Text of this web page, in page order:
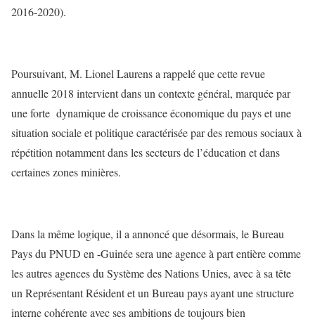
2016-2020).
Poursuivant, M. Lionel Laurens a rappelé que cette revue
annuelle 2018 intervient dans un contexte général, marquée par
une forte dynamique de croissance économique du pays et une
situation sociale et politique caractérisée par des remous sociaux à
répétition notamment dans les secteurs de l’éducation et dans
certaines zones minières.
Dans la même logique, il a annoncé que désormais, le Bureau
Pays du PNUD en -Guinée sera une agence à part entière comme
les autres agences du Système des Nations Unies, avec à sa tête
un Représentant Résident et un Bureau pays ayant une structure
interne cohérente avec ses ambitions de toujours bien